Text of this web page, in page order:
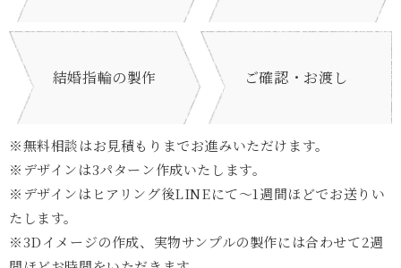
結婚指輪の製作 ご確認・お渡し
※無料相談はお見積もりまでお進みいただけます。
※デザインは3パターン作成いたします。
※デザインはヒアリング後LINEにて～1週間ほどでお送りい
たします。
※3Dイメージの作成、実物サンプルの製作には合わせて2週